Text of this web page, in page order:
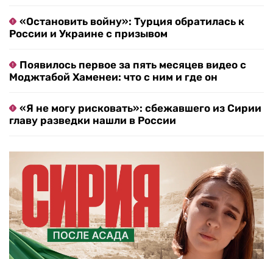
«Остановить войну»: Турция обратилась к
России и Украине с призывом
Появилось первое за пять месяцев видео с
Моджтабой Хаменеи: что с ним и где он
«Я не могу рисковать»: сбежавшего из Сирии
главу разведки нашли в России